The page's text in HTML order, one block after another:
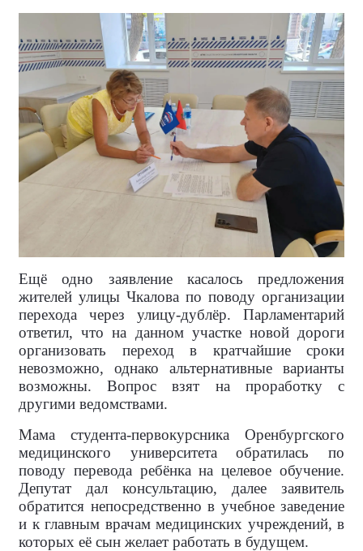
Ещё одно заявление касалось предложения
жителей улицы Чкалова по поводу организации
перехода через улицу-дублёр. Парламентарий
ответил, что на данном участке новой дороги
организовать переход в кратчайшие сроки
невозможно, однако альтернативные варианты
возможны. Вопрос взят на проработку с
другими ведомствами.
Мама студента-первокурсника Оренбургского
медицинского университета обратилась по
поводу перевода ребёнка на целевое обучение.
Депутат дал консультацию, далее заявитель
обратится непосредственно в учебное заведение
и к главным врачам медицинских учреждений, в
которых её сын желает работать в будущем.